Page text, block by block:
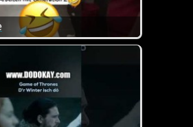
doch wirklich nur noch mit dem Kopf